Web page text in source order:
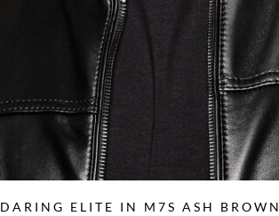
DARING ELITE IN M7S ASH BROWN